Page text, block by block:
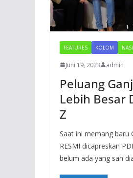
FEATURES KOLOM
Juni 19, 2023 admin
Peluang
Lebih Besar
Z
Saat ini memang baru
RESMI dicapreskan
belum ada yang sah